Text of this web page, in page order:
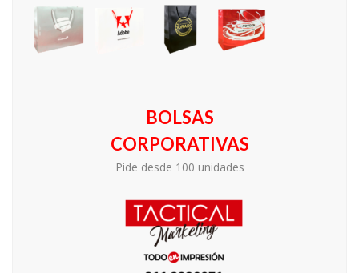
BOLSAS
CORPORATIVAS
Pide desde 100 unidades